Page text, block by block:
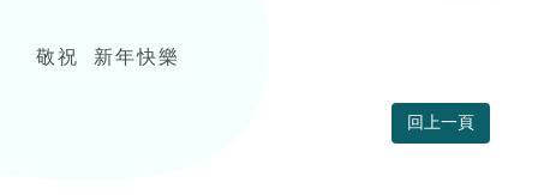
敬祝 新年快樂
回上一頁